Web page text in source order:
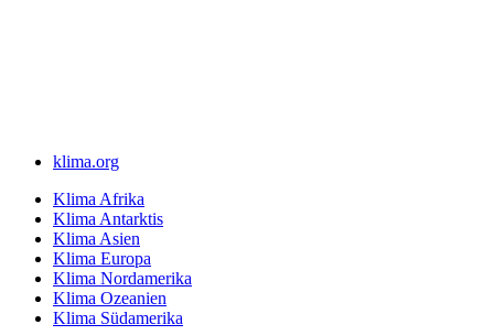
klima.org
Klima Afrika
Klima Antarktis
Klima Asien
Klima Europa
Klima Nordamerika
Klima Ozeanien
Klima Südamerika